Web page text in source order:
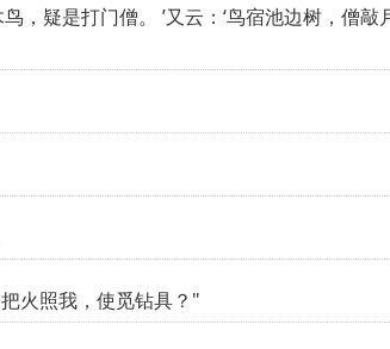
，疑是打门僧。 ’又云：‘鸟宿池边树，僧敲
火照我，使觅钻具？"